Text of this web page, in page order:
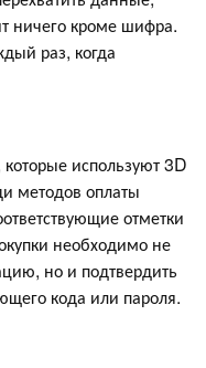
ничего кроме шифра.
раз, когда
которые используют 3D
методов оплаты
отметки
необходимо не
но и подтвердить
кода или пароля.